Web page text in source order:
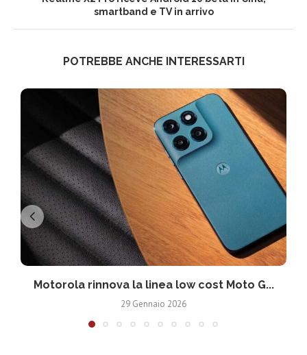
smartband e TV in arrivo
POTREBBE ANCHE INTERESSARTI
Motorola rinnova la linea low cost Moto G...
29 Gennaio 2026